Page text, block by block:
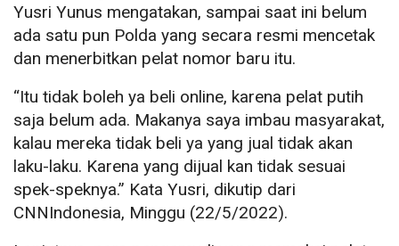
Yusri Yunus mengatakan, sampai saat ini belum
ada satu pun Polda yang secara resmi mencetak
dan menerbitkan pelat nomor baru itu.
“Itu tidak boleh ya beli online, karena pelat putih
saja belum ada. Makanya saya imbau masyarakat,
kalau mereka tidak beli ya yang jual tidak akan
laku-laku. Karena yang dijual kan tidak sesuai
spek-speknya.” Kata Yusri, dikutip dari
CNNIndonesia, Minggu (22/5/2022).